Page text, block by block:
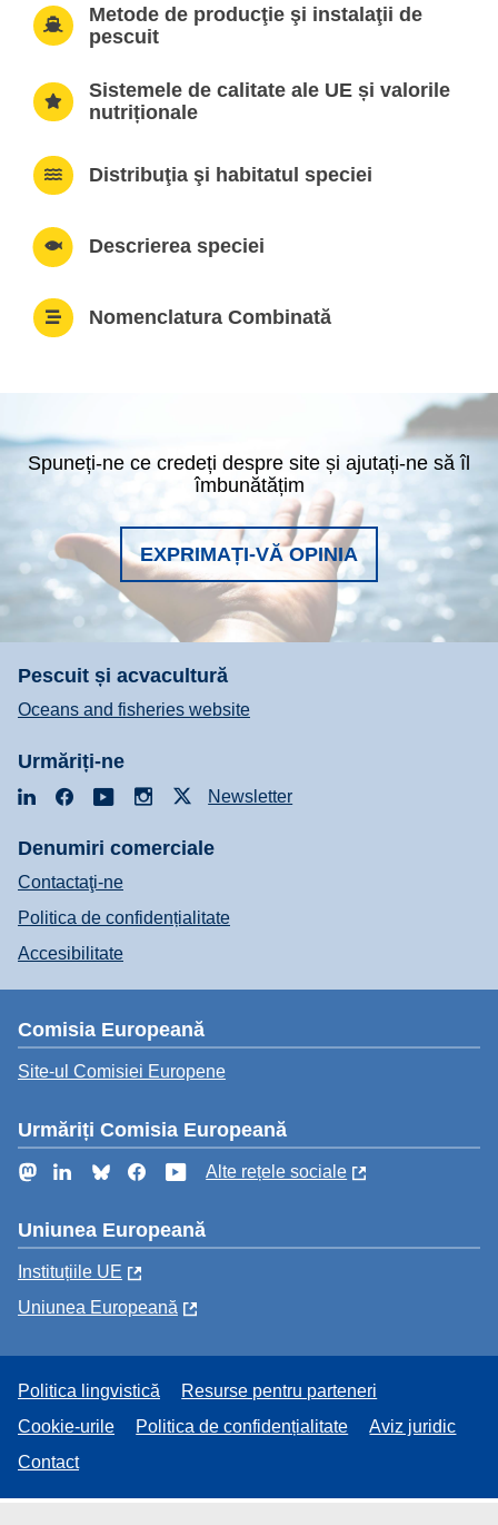
Metode de producţie şi instalaţii de
pescuit
Sistemele de calitate ale UE și valorile
nutriționale
Distribuţia şi habitatul speciei
Descrierea speciei
Nomenclatura Combinată
Spuneți-ne ce credeți despre site și ajutați-ne să îl
îmbunătățim
EXPRIMAȚI-VĂ OPINIA
Pescuit și acvacultură
Oceans and fisheries website
Urmăriți-ne
LinkedInFacebookYouTubeInstagramNewsletter
Denumiri comerciale
Contactaţi-ne
Politica de confidențialitate
Accesibilitate
Comisia Europeană
Site-ul Comisiei Europene
Urmăriți Comisia Europeană
MastodonLinkedInBlueskyFacebookYouTube
Alte rețele sociale
Uniunea Europeană
Instituțiile UE
Uniunea Europeană
Politica lingvistică
Resurse pentru parteneri
Cookie-urile
Politica de confidențialitate
Aviz juridic
Contact